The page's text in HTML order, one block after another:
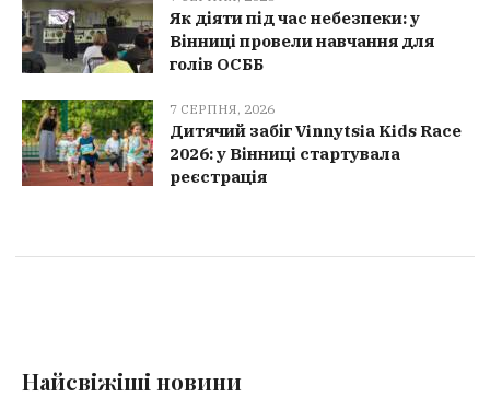
Як діяти під час небезпеки: у
Вінниці провели навчання для
голів ОСББ
7 СЕРПНЯ, 2026
Дитячий забіг Vinnytsia Kids Race
2026: у Вінниці стартувала
реєстрація
Найсвіжіші новини